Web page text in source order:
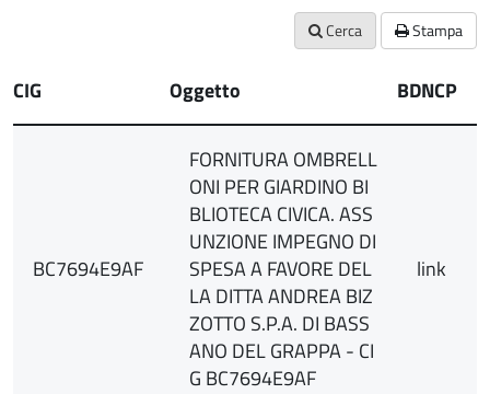
Cerca Stampa
CIG Oggetto BDNCP
BC7694E9AF
FORNITURA OMBRELL
ONI PER GIARDINO BI
BLIOTECA CIVICA. ASS
UNZIONE IMPEGNO DI
SPESA A FAVORE DEL
LA DITTA ANDREA BIZ
ZOTTO S.P.A. DI BASS
ANO DEL GRAPPA - CI
G BC7694E9AF
link